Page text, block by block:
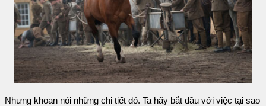
Nhưng khoan nói những chi tiết đó. Ta hãy bắt đầu với việc tại sao